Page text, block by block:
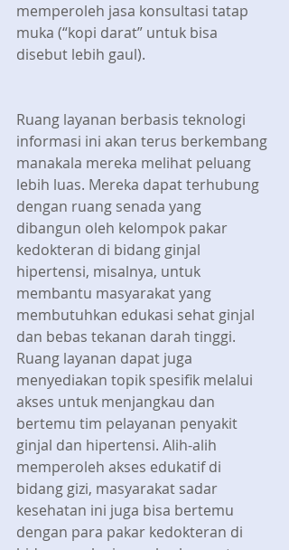
memperoleh jasa konsultasi tatap
muka (“kopi darat” untuk bisa
disebut lebih gaul).
Ruang layanan berbasis teknologi
informasi ini akan terus berkembang
manakala mereka melihat peluang
lebih luas. Mereka dapat terhubung
dengan ruang senada yang
dibangun oleh kelompok pakar
kedokteran di bidang ginjal
hipertensi, misalnya, untuk
membantu masyarakat yang
membutuhkan edukasi sehat ginjal
dan bebas tekanan darah tinggi.
Ruang layanan dapat juga
menyediakan topik spesifik melalui
akses untuk menjangkau dan
bertemu tim pelayanan penyakit
ginjal dan hipertensi. Alih-alih
memperoleh akses edukatif di
bidang gizi, masyarakat sadar
kesehatan ini juga bisa bertemu
dengan para pakar kedokteran di